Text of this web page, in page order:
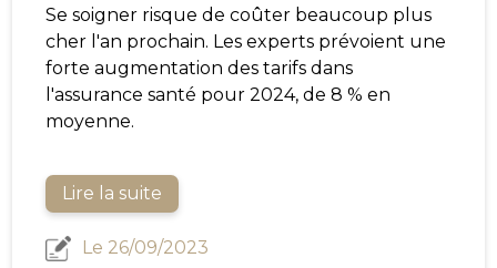
Se soigner risque de coûter beaucoup plus
cher l'an prochain. Les experts prévoient une
forte augmentation des tarifs dans
l'assurance santé pour 2024, de 8 % en
moyenne.
Lire la suite
Le 26/09/2023